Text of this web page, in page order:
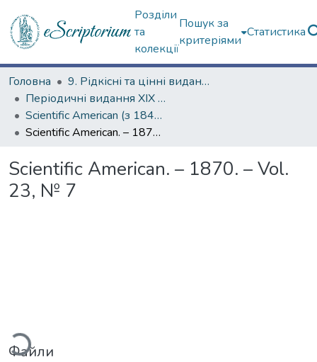
Розділи
та
колекції
Пошук за
критеріями
Статистика
Головна
9. Рідкісні та цінні видання
Періодичні видання ХІХ ст.
Scientific American (з 1845 р.)
Scientific American. – 1870. – Vol. 23, № 7
Scientific American. – 1870. – Vol.
23, № 7
Файли